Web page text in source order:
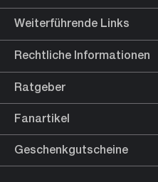
Weiterführende Links
Rechtliche Informationen
Ratgeber
Fanartikel
Geschenkgutscheine